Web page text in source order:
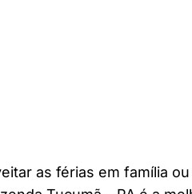
as férias em família